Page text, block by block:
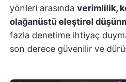
yönleri arasında verimlilik,
olağanüstü eleştirel
fazla denetime ihtiyaç
son derece güvenilir ve